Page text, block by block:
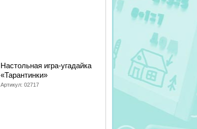
Настольная игра-угадайка
«Тарантинки»
Артикул: 02717